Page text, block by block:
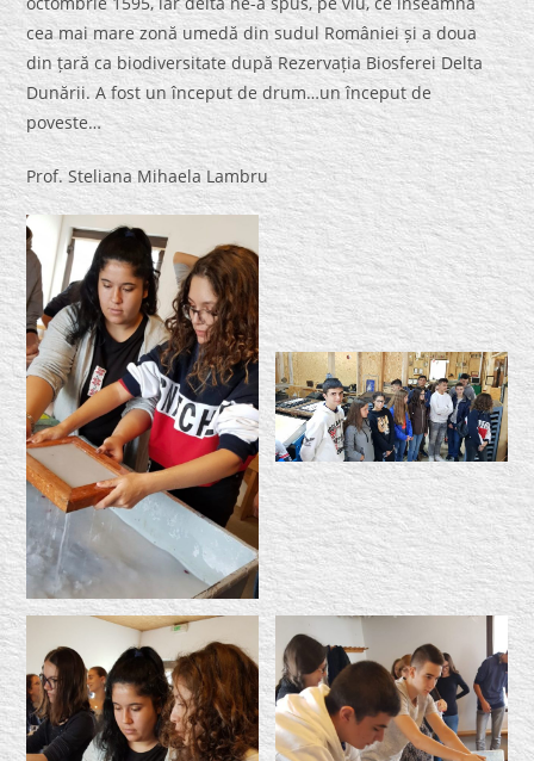
cea mai mare zonă umedă din sudul României și a doua
din țară ca biodiversitate după Rezervația Biosferei Delta
Dunării. A fost un început de drum…un început de
poveste…
Prof. Steliana Mihaela Lambru